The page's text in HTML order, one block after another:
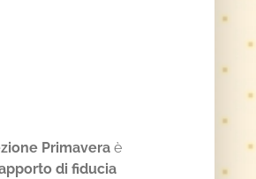
Primavera è
di fiducia